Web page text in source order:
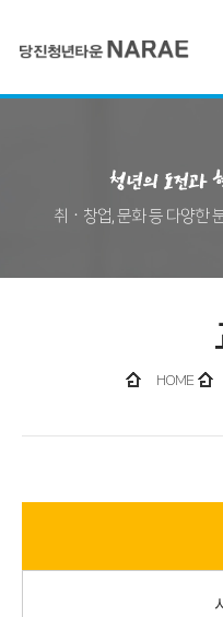
취‧창업, 문화 등 다양한
HOME